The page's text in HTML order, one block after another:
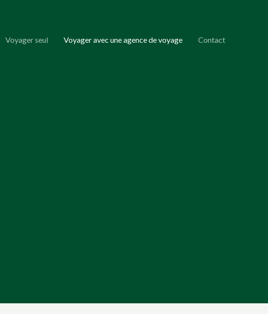
Voyager seul Voyager avec une agence de voyage Contact